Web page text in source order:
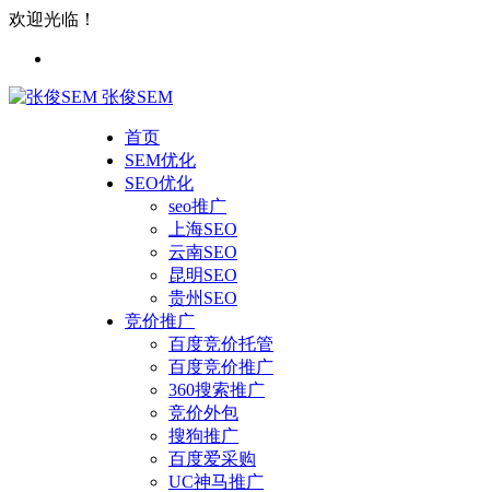
欢迎光临！
张俊SEM
首页
SEM优化
SEO优化
seo推广
上海SEO
云南SEO
昆明SEO
贵州SEO
竞价推广
百度竞价托管
百度竞价推广
360搜索推广
竞价外包
搜狗推广
百度爱采购
UC神马推广